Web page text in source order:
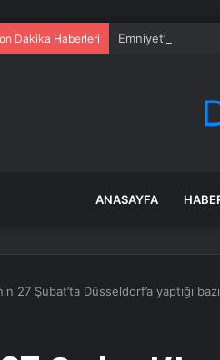
Dakika Haberleri Emniyet’ten
ANASAYFA
27 Şubat’ta Düsseldorf’a yaptığı